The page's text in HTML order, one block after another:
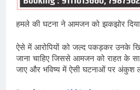
हमले की घटना ने आमजन को झकझोर
ऐसे में आरोपियों को जल्द पकड़कर उनके
जाना चाहिए जिससे आमजन को राहत के
जाए और भविष्य में ऐसी घटनाओं पर